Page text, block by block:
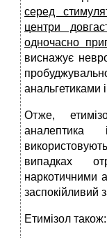
серед
центри
одночасно
виснажує
анальгетиками
Отже,
аналептика
випадках
наркотичними
заспокійли­вий
Етимізол також: